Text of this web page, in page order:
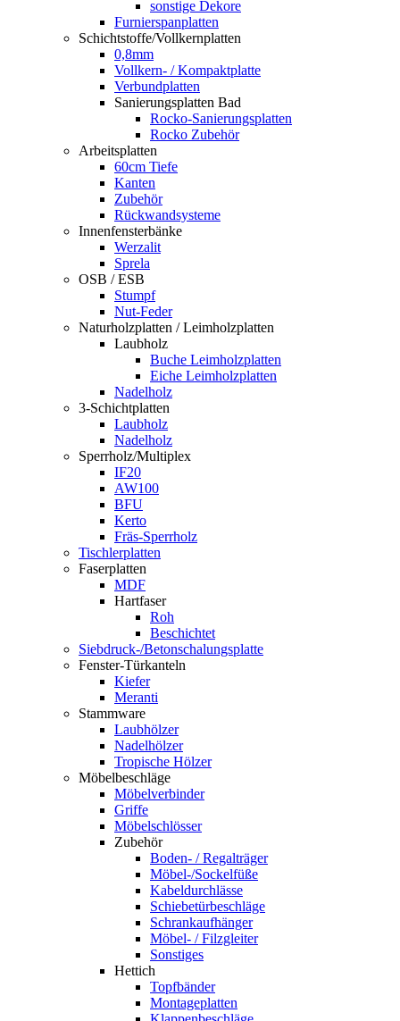
sonstige Dekore
Furnierspanplatten
Schichtstoffe/Vollkernplatten
0,8mm
Vollkern- / Kompaktplatte
Verbundplatten
Sanierungsplatten Bad
Rocko-Sanierungsplatten
Rocko Zubehör
Arbeitsplatten
60cm Tiefe
Kanten
Zubehör
Rückwandsysteme
Innenfensterbänke
Werzalit
Sprela
OSB / ESB
Stumpf
Nut-Feder
Naturholzplatten / Leimholzplatten
Laubholz
Buche Leimholzplatten
Eiche Leimholzplatten
Nadelholz
3-Schichtplatten
Laubholz
Nadelholz
Sperrholz/Multiplex
IF20
AW100
BFU
Kerto
Fräs-Sperrholz
Tischlerplatten
Faserplatten
MDF
Hartfaser
Roh
Beschichtet
Siebdruck-/Betonschalungsplatte
Fenster-Türkanteln
Kiefer
Meranti
Stammware
Laubhölzer
Nadelhölzer
Tropische Hölzer
Möbelbeschläge
Möbelverbinder
Griffe
Möbelschlösser
Zubehör
Boden- / Regalträger
Möbel-/Sockelfüße
Kabeldurchlässe
Schiebetürbeschläge
Schrankaufhänger
Möbel- / Filzgleiter
Sonstiges
Hettich
Topfbänder
Montageplatten